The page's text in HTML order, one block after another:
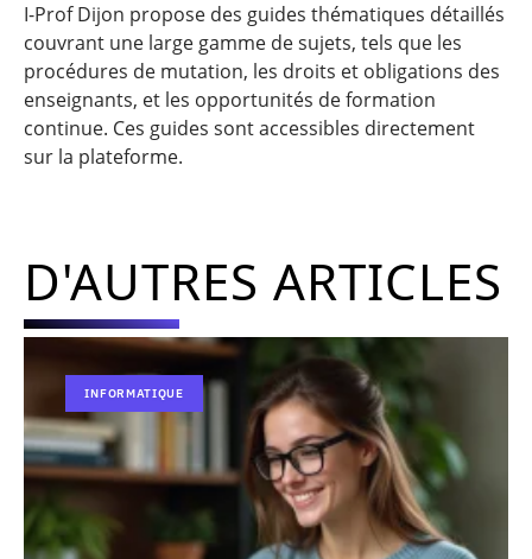
I-Prof Dijon propose des guides thématiques détaillés
couvrant une large gamme de sujets, tels que les
procédures de mutation, les droits et obligations des
enseignants, et les opportunités de formation
continue. Ces guides sont accessibles directement
sur la plateforme.
D'AUTRES ARTICLES
INFORMATIQUE